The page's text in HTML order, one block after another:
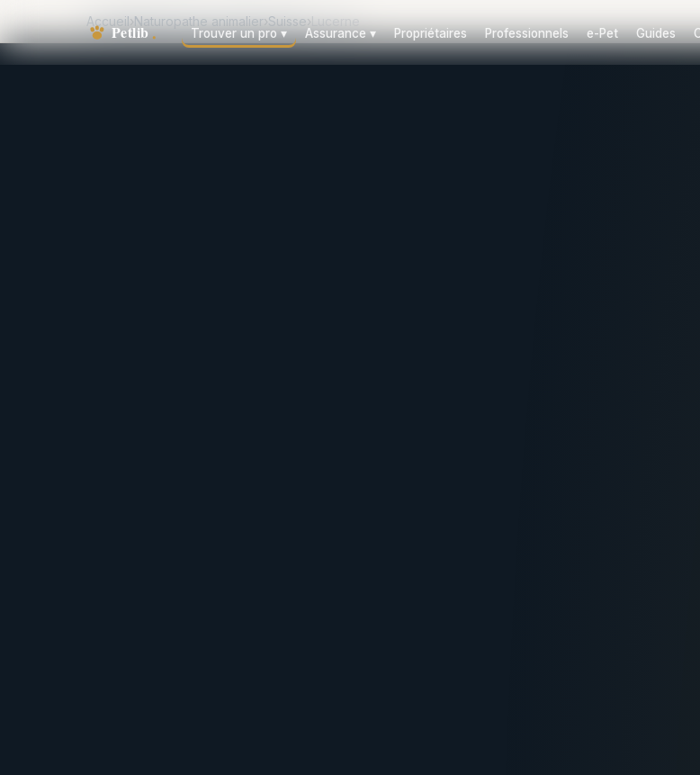
Trouver un pro▾ Assurance▾ Propriétaires Professionnels e-Pet Guides
Accueil›Naturopathe animalier›Suisse›Lucerne